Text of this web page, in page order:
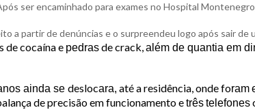
ser encaminhado para exames no Hospital
a partir de denúncias e o surpreendeu logo após sair de
de cocaína e pedrasde crack,além de quantia em
ainda se deslocara, até a residência, onde foram
de precisão em funcionamento etrêstelefones